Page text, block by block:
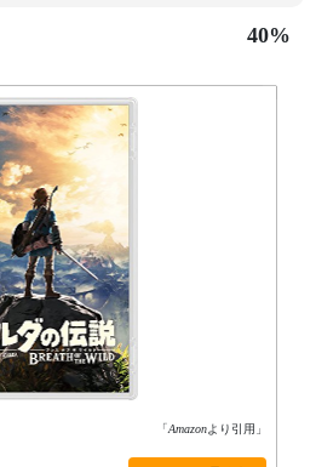
40%
「Amazonより引用」